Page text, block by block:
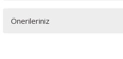
Önerileriniz